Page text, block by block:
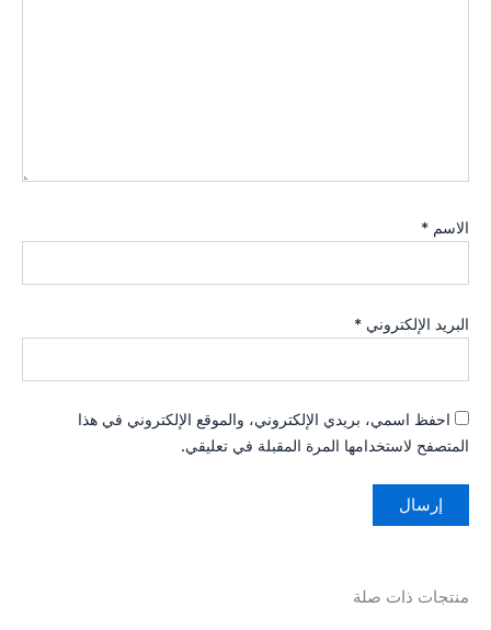
الاسم *
البريد الإلكتروني *
احفظ اسمي، بريدي الإلكتروني، والموقع الإلكتروني في هذا
المتصفح لاستخدامها المرة المقبلة في تعليقي.
منتجات ذات صلة